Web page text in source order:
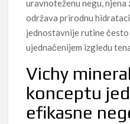
uravnoteženu negu,
održava prirodnu
jednostavnije rutine
ujednačenijem izgledu
Vichy
konceptu
efikasne